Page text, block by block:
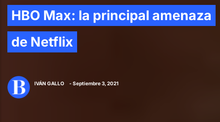
HBO Max: la principal amenaza
de Netflix
IVÁN GALLO - Septiembre 3, 2021